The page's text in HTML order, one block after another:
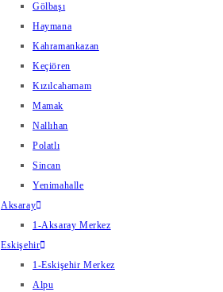
Gölbaşı
Haymana
Kahramankazan
Keçiören
Kızılcahamam
Mamak
Nallıhan
Polatlı
Sincan
Yenimahalle
Aksaray
1-Aksaray Merkez
Eskişehir
1-Eskişehir Merkez
Alpu